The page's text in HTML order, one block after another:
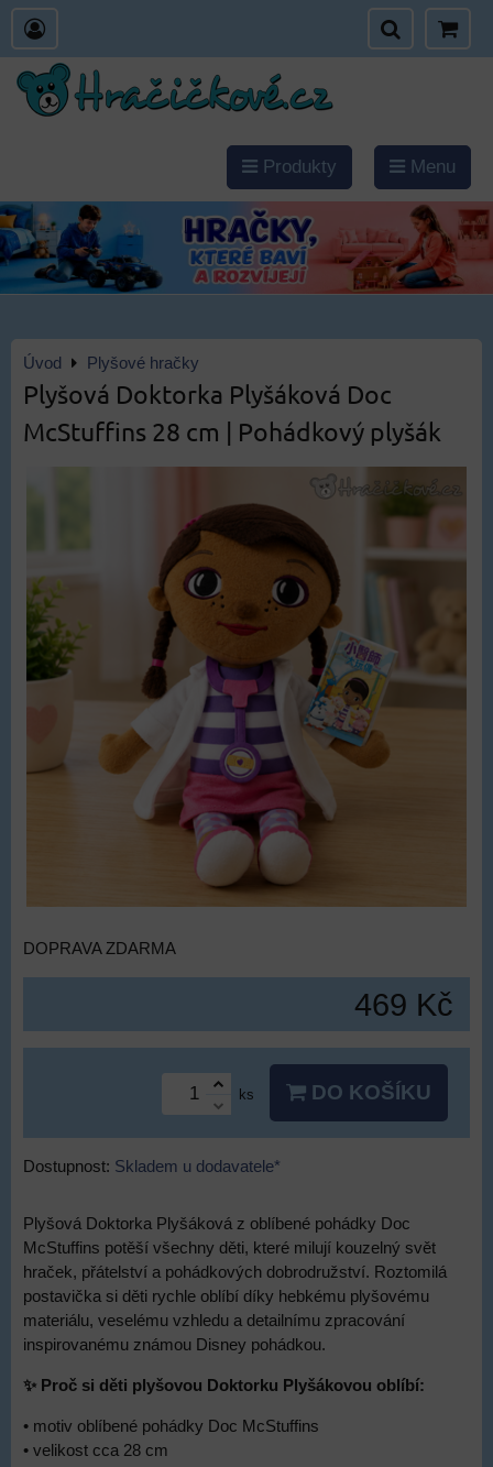
Produkty Menu
Úvod Plyšové hračky
Plyšová Doktorka Plyšáková Doc
McStuffins 28 cm | Pohádkový plyšák
DOPRAVA ZDARMA
469 Kč
ks DO KOŠÍKU
Dostupnost: Skladem u dodavatele*
Plyšová Doktorka Plyšáková z oblíbené pohádky Doc
McStuffins potěší všechny děti, které milují kouzelný svět
hraček, přátelství a pohádkových dobrodružství. Roztomilá
postavička si děti rychle oblíbí díky hebkému plyšovému
materiálu, veselému vzhledu a detailnímu zpracování
inspirovanému známou Disney pohádkou.
✨ Proč si děti plyšovou Doktorku Plyšákovou oblíbí:
• motiv oblíbené pohádky Doc McStuffins
• velikost cca 28 cm